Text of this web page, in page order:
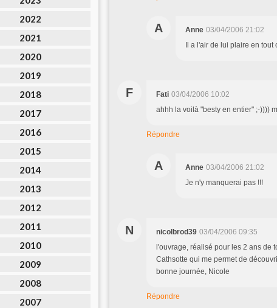
2022
2021
2020
2019
2018
2017
2016
2015
2014
2013
2012
2011
2010
2009
2008
2007
A Anne 03/04/2006 21:02
Il a l'air de lui plaire en tout
F Fati 03/04/2006 10:02
ahhh la voilà "besty en entier" ;-))))
Répondre
A Anne 03/04/2006 21:02
Je n'y manquerai pas !!!
N nicolbrod39 03/04/2006 09:35
l'ouvrage, réalisé pour les 2 ans de
Cathsotte qui me permet de
bonne journée, Nicole
Répondre